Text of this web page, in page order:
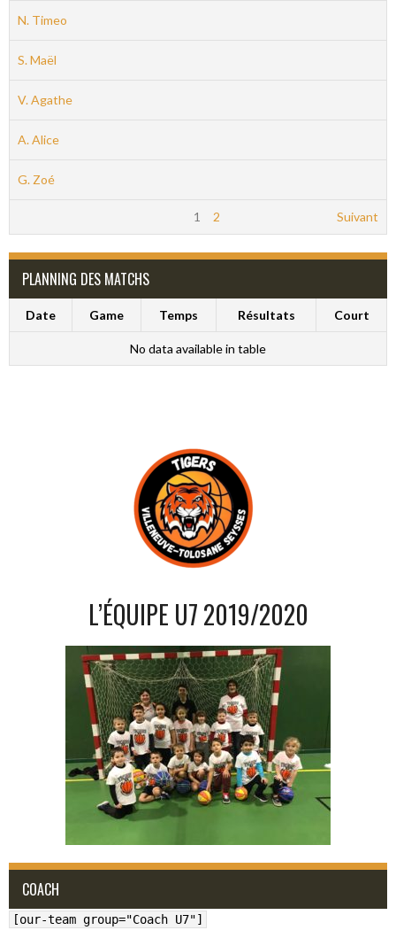
N. Timeo
S. Maël
V. Agathe
A. Alice
G. Zoé
1 2 Suivant
PLANNING DES MATCHS
Date Game Temps Résultats Court
No data available in table
L’ÉQUIPE U7 2019/2020
COACH
[our-team group="Coach U7"]